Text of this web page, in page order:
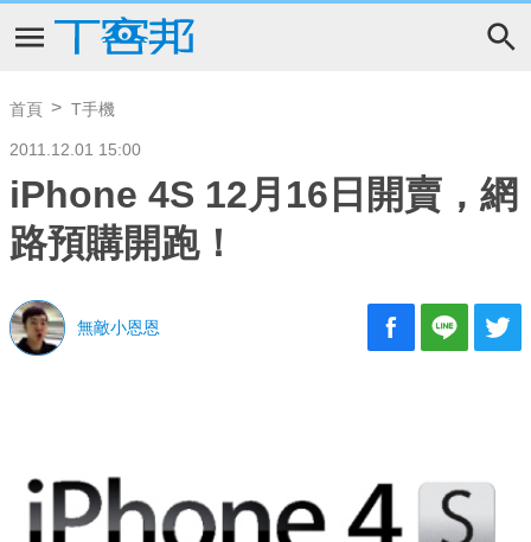
首頁 T手機
2011.12.01 15:00
iPhone 4S 12月16日開賣，網
路預購開跑！
無敵小恩恩